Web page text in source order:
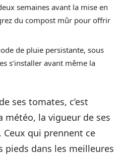
semaines avant la mise en
du compost mûr pour offrir
de pluie persistante, sous
s’installer avant même la
ses tomates, c’est
météo, la vigueur de ses
Ceux qui prennent ce
dans les meilleures